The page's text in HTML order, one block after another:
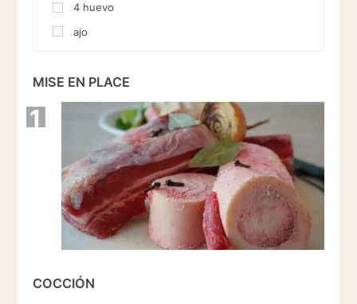
4 huevo
ajo
MISE EN PLACE
1
COCCIÓN